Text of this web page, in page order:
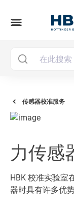
menu
传感器校准服务
力传感
HBK 校准实验室
器时具有许多优